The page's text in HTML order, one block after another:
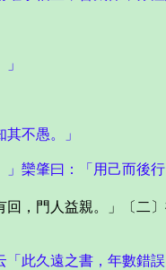
不愚。」
欒肇曰：「用己而
門人益親。」〔二
此久遠之書，年數